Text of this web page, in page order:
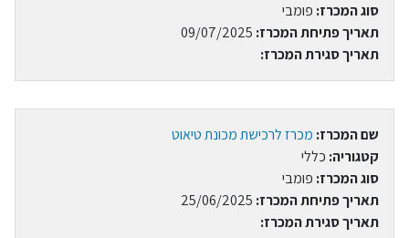
סוג המכרז: פומבי
תאריך פתיחת המכרז: 09/07/2025
תאריך סגירת המכרז:
שם המכרז: מכרז לרכישת מכונת טיאוט
קטגוריה: כללי
סוג המכרז: פומבי
תאריך פתיחת המכרז: 25/06/2025
תאריך סגירת המכרז: